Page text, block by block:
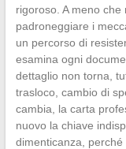
rigoroso. A meno
padroneggiare i
un percorso di
esamina ogni
dettaglio non torna,
trasloco, cambio di
cambia, la carta
nuovo la chiave
dimenticanza, perché